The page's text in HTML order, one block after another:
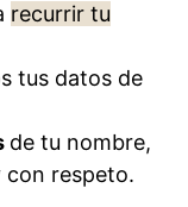
recurrir tu
tus datos de
de tu nombre,
respeto.